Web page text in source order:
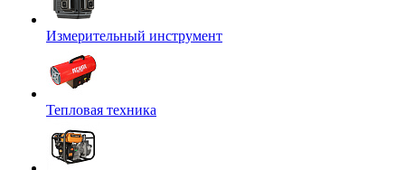
Измерительный инструмент
Тепловая техника